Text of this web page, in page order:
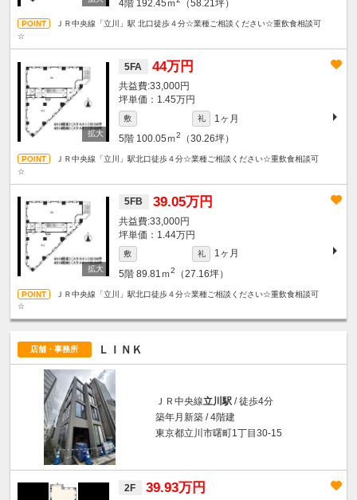
4階 192.45ｍ （58.21坪）
ＪＲ中央線「立川」駅 北口徒歩４分☆業種ご相談ください☆重飲食相談可
☆
5FA 44万円
33,000円
坪単価：1.45万円
敷 礼
1ヶ月
5階 100.05ｍ2 （30.26坪）
ＪＲ中央線「立川」駅北口徒歩４分☆業種ご相談ください☆重飲食相談可
☆
5FB 39.05万円
33,000円
坪単価：1.44万円
敷 礼
1ヶ月
5階 89.81ｍ2 （27.16坪）
ＪＲ中央線「立川」駅北口徒歩４分☆業種ご相談ください☆重飲食相談可
☆
店舗・事務所 ＬＩＮＫ
ＪＲ中央線立川駅 / 徒歩4分
築年月新築 / 4階建
東京都立川市曙町1丁目30-15
2F 39.93万円